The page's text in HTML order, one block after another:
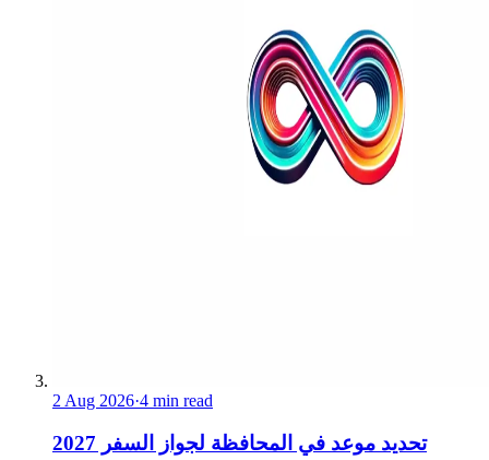
2 Aug 2026·4 min read
تحديد موعد في المحافظة لجواز السفر 2027